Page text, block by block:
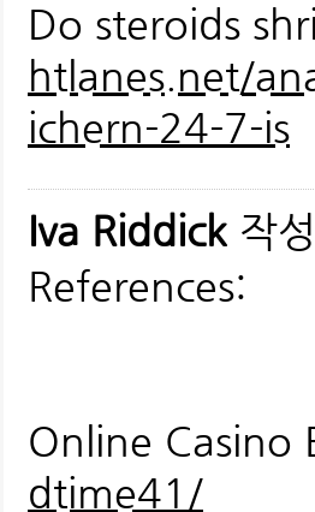
Do steroids
htlanes.net/
ichern-24-7-is
Iva Riddick 작
References:
Online
dtime41/